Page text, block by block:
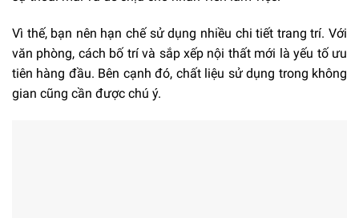
Vì thế, bạn nên hạn chế sử dụng nhiều chi tiết trang trí. Với
văn phòng, cách bố trí và sắp xếp nội thất mới là yếu tố ưu
tiên hàng đầu. Bên cạnh đó, chất liệu sử dụng trong không
gian cũng cần được chú ý.